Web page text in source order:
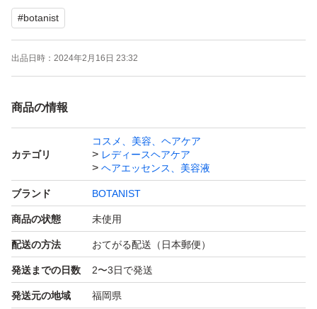
#botanist
出品日時： 2024年2月16日 23:32
商品の情報
カテゴリ
コスメ、美容、ヘアケア
レディースヘアケア
ヘアエッセンス、美容液
ブランド BOTANIST
商品の状態 未使用
配送の方法 おてがる配送（日本郵便）
発送までの日数 2〜3日で発送
発送元の地域 福岡県